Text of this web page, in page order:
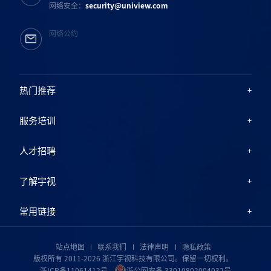
热门推荐
服务培训
人才招聘
了解宇视
常用链接
网络安全：security@uniview.com
网络公约
站点地图 联系我们 法律声明
隐私政策
版权所有 2011-2026 浙江宇视科技有限公司。保留一切权利。